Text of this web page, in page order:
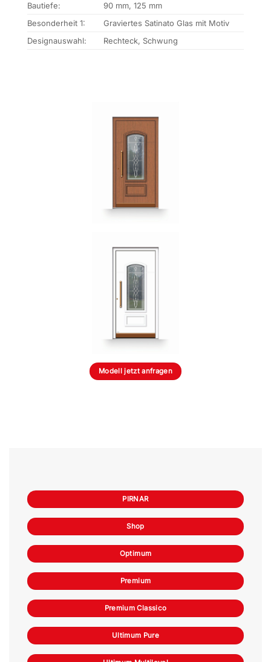
Bautiefe:
90 mm, 125 mm
Besonderheit 1:
Graviertes Satinato Glas mit Motiv
Designauswahl:
Rechteck, Schwung
Modell jetzt anfragen
PIRNAR
Shop
Optimum
Premium
Premium Classico
Ultimum Pure